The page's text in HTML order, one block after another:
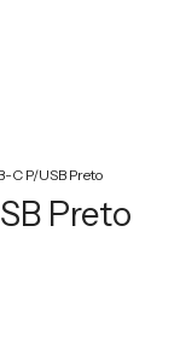
C P/USB Preto
Preto